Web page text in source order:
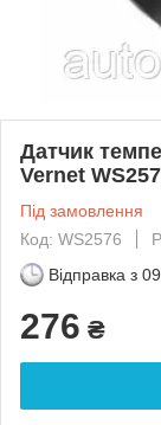
Датчик
Vernet
Під замовлення
Код: WS2576
Відправка з
276 ₴